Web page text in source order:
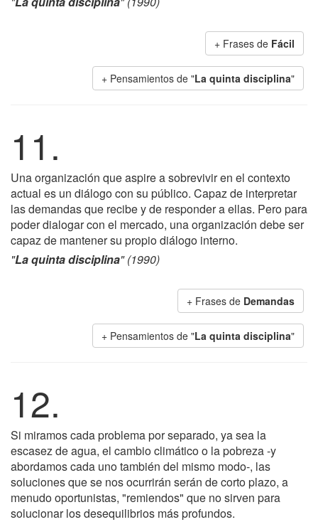
+ Frases de Fácil
+ Pensamientos de "La quinta disciplina"
11.
Una organización que aspire a sobrevivir en el contexto
actual es un diálogo con su público. Capaz de interpretar
las demandas que recibe y de responder a ellas. Pero para
poder dialogar con el mercado, una organización debe ser
capaz de mantener su propio diálogo interno.
"La quinta disciplina" (1990)
+ Frases de Demandas
+ Pensamientos de "La quinta disciplina"
12.
Si miramos cada problema por separado, ya sea la
escasez de agua, el cambio climático o la pobreza -y
abordamos cada uno también del mismo modo-, las
soluciones que se nos ocurrirán serán de corto plazo, a
menudo oportunistas, "remiendos" que no sirven para
solucionar los desequilibrios más profundos.